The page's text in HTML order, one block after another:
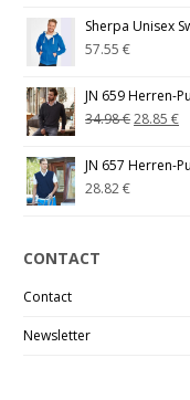
Sherpa Unisex
57.55€
JN 659 Herren-
34.98€28.85€
JN 657 Herren-
28.82€
CONTACT
Contact
Newsletter